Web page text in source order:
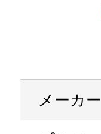
メーカー